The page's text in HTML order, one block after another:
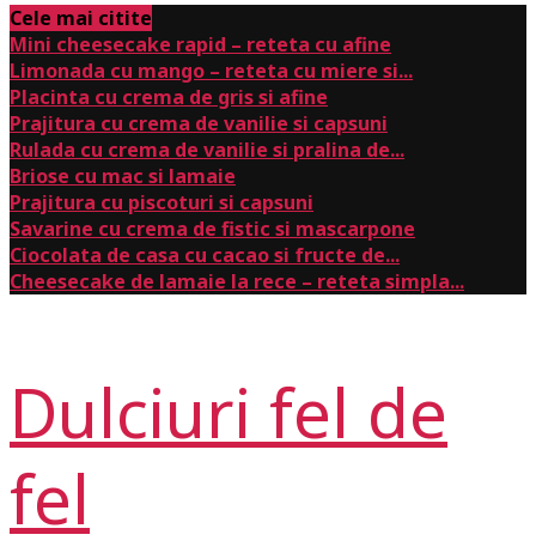
Cele mai citite
Mini cheesecake rapid – reteta cu afine
Limonada cu mango – reteta cu miere si...
Placinta cu crema de gris si afine
Prajitura cu crema de vanilie si capsuni
Rulada cu crema de vanilie si pralina de...
Briose cu mac si lamaie
Prajitura cu piscoturi si capsuni
Savarine cu crema de fistic si mascarpone
Ciocolata de casa cu cacao si fructe de...
Cheesecake de lamaie la rece – reteta simpla...
Dulciuri fel de
fel